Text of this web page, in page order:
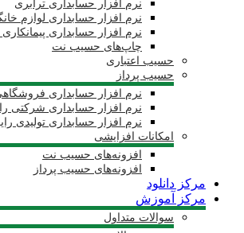
نرم افزار حسابداری ترابری
نرم افزار حسابداری لوازم
نرم افزار حسابداری
چاپ‌های حسیب نت
حسیب اعتباری
حسیب پرداز
نرم افزار حسابداری
نرم افزار حسابداری شرکتی
نرم افزار حسابداری تولیدی
امکانات افزایشی
افزونه‌های حسیب نت
افزونه‌های حسیب پرداز
مرکز دانلود
مرکز آموزش
سوالات متداول